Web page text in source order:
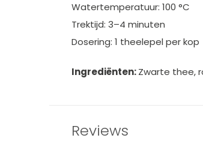
Watertemperatuur: 100 °C
Trektijd: 3–4 minuten
Dosering: 1 theelepel per kop
Ingrediënten:Zwarte thee,
Reviews